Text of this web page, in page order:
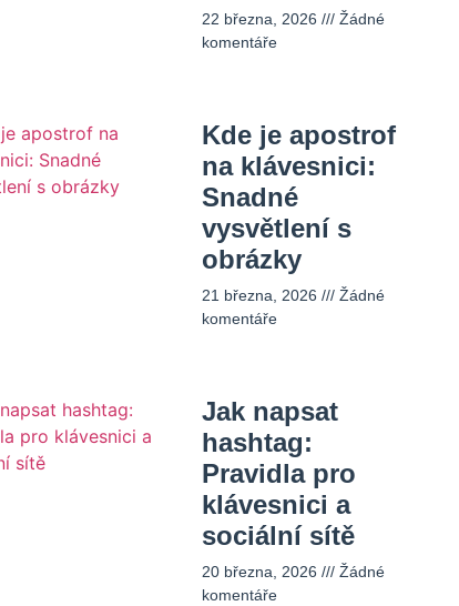
22 března, 2026
Žádné
komentáře
Kde je apostrof
na klávesnici:
Snadné
vysvětlení s
obrázky
21 března, 2026
Žádné
komentáře
Jak napsat
hashtag:
Pravidla pro
klávesnici a
sociální sítě
20 března, 2026
Žádné
komentáře